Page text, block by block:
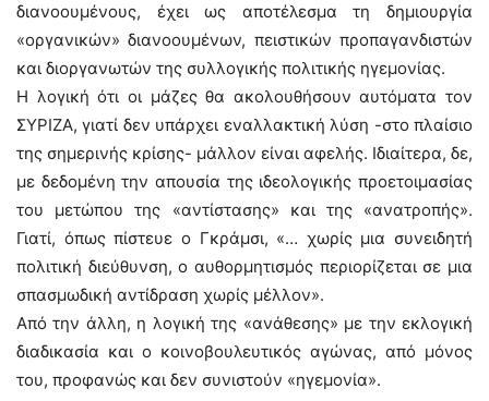
διανοουμένους, έχει ως αποτέλεσμα τη δημιουργία
«οργανικών» διανοουμένων, πειστικών προπαγανδιστών
και διοργανωτών της συλλογικής πολιτικής ηγεμονίας.
Η λογική ότι οι μάζες θα ακολουθήσουν αυτόματα τον
ΣΥΡΙΖΑ, γιατί δεν υπάρχει εναλλακτική λύση -στο πλαίσιο
της σημερινής κρίσης- μάλλον είναι αφελής. Ιδιαίτερα, δε,
με δεδομένη την απουσία της ιδεολογικής προετοιμασίας
του μετώπου της «αντίστασης» και της «ανατροπής».
Γιατί, όπως πίστευε ο Γκράμσι, «… χωρίς μια συνειδητή
πολιτική διεύθυνση, ο αυθορμητισμός περιορίζεται σε μια
σπασμωδική αντίδραση χωρίς μέλλον».
Από την άλλη, η λογική της «ανάθεσης» με την εκλογική
διαδικασία και ο κοινοβουλευτικός αγώνας, από μόνος
του, προφανώς και δεν συνιστούν «ηγεμονία».